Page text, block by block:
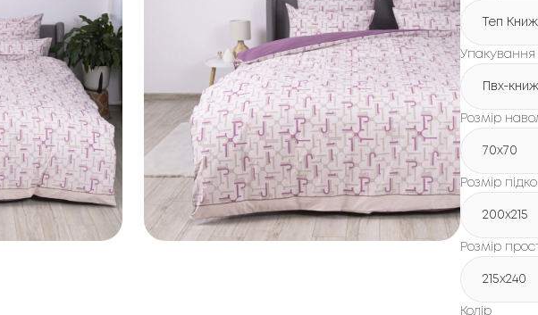
Теп
Упакування
Пвх-
Розмір
70x70
Розмір
200х215
Розмір
215х240
Колір